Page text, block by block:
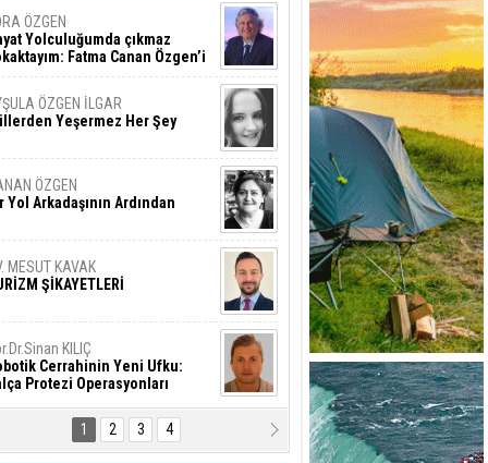
ÖZGEN
Yolculuğumda çıkmaz
Fatma Canan Özgen’i
ÖZGEN İLGAR
Yeşermez Her Şey
ÖZGEN
Yol Arkadaşının Ardından
MESUT KAVAK
ŞİKAYETLERİ
KILIÇ
Cerrahinin Yeni Ufku:
Protezi Operasyonları
BAŞAN
Şaşırmayacağız
1 2 3 4